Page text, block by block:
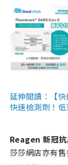
延伸閱讀：【
快速檢測劑！
Reagen 新冠
莎莎網店亦有